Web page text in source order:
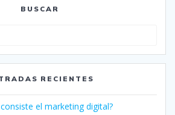
BUSCAR
RECIENTES
el marketing digital?